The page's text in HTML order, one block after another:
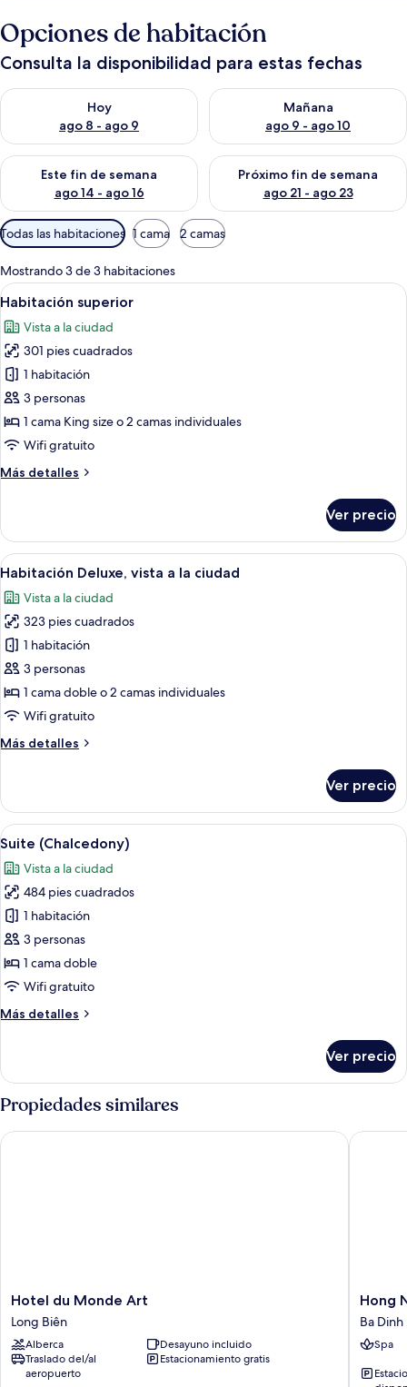
Opciones de habitación
Consulta la disponibilidad para estas fechas
Hoy
ago 8 - ago 9
Consulta la disponibilidad para hoy ago 8 - ago 9
Mañana
ago 9 - ago 10
Consulta la disponibilidad
Este fin de semana
ago 14 - ago 16
Consulta la disponibilidad para este fin de semana ago 14 -
Próximo fin de semana
ago 21 - ago 23
Consulta la disponibilidad
Filtros
disponibles
para
las
habitaciones
Todas las habitaciones 1 cama 2 camas
Mostrando 3 de 3 habitaciones
Abrir
todas
las
fotos
de
Habitación
superior
Habitación de hotel con una cama
10
Habitación superior
Vista a la ciudad
301 pies cuadrados
1 habitación
3 personas
1 cama King size o 2 camas individuales
Wifi gratuito
Más detalles
Más
superior
Ver precio
Abrir
todas
las
fotos
de
Habitación
Deluxe,
vista
la
Habitación de hotel con una cama
12
Habitación Deluxe, vista a la ciudad
Vista a la ciudad
323 pies cuadrados
1 habitación
3 personas
1 cama doble o 2 camas individuales
Wifi gratuito
Más detalles
Más
Deluxe,
vista
a
ciudad
Ver precio
Abrir
todas
las
fotos
de
Suite
(Chalcedony)
Habitación de hotel con una cama
15
Suite (Chalcedony)
Vista a la ciudad
484 pies cuadrados
1 habitación
3 personas
1 cama doble
Wifi gratuito
Más detalles
Más
(Chalcedony)
Ver precio
Propiedades similares
Hotel
du
Monde
Art
Long
Biên
Hotel du Monde Art
Long Biên
Alberca
Desayuno incluido
Traslado del/al
aeropuerto
Estacionamiento gratis
Hotel du Monde Art
Hong
Ngoc
&
Hong
Ba Dinh
Spa
Hong